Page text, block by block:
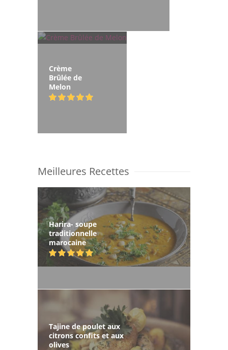
Crème
Brûlée de
Melon
Meilleures Recettes
Harira- soupe
traditionnelle
marocaine
Tajine de poulet aux
citrons confits et aux
olives